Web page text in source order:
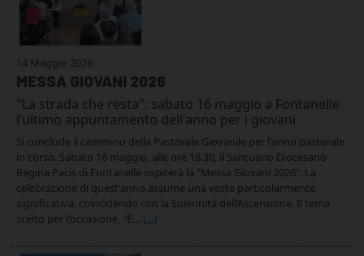
14 Maggio 2026
MESSA GIOVANI 2026
"La strada che resta": sabato 16 maggio a Fontanelle
l’ultimo appuntamento dell'anno per i giovani
Si conclude il cammino della Pastorale Giovanile per l'anno pastorale
in corso. Sabato 16 maggio, alle ore 18.30, il Santuario Diocesano
Regina Pacis di Fontanelle ospiterà la "Messa Giovani 2026". La
celebrazione di quest'anno assume una veste particolarmente
significativa, coincidendo con la Solennità dell’Ascensione. Il tema
scelto per l'occasione, "È… [...]